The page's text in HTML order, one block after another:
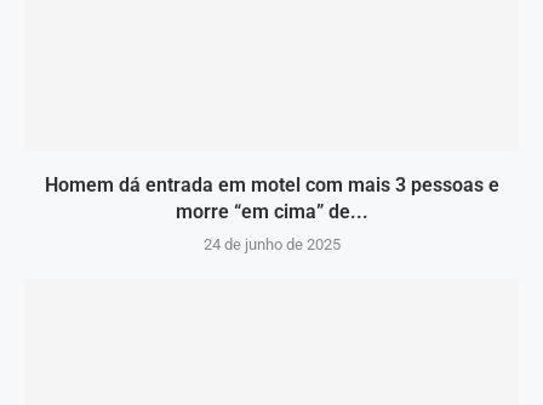
Homem dá entrada em motel com mais 3 pessoas e
morre “em cima” de...
24 de junho de 2025